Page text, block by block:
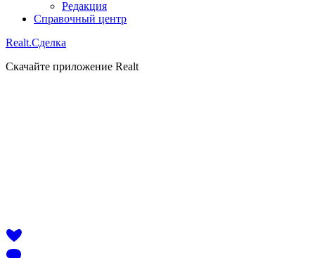
Редакция
Справочный центр
Realt.Сделка
Скачайте приложение Realt